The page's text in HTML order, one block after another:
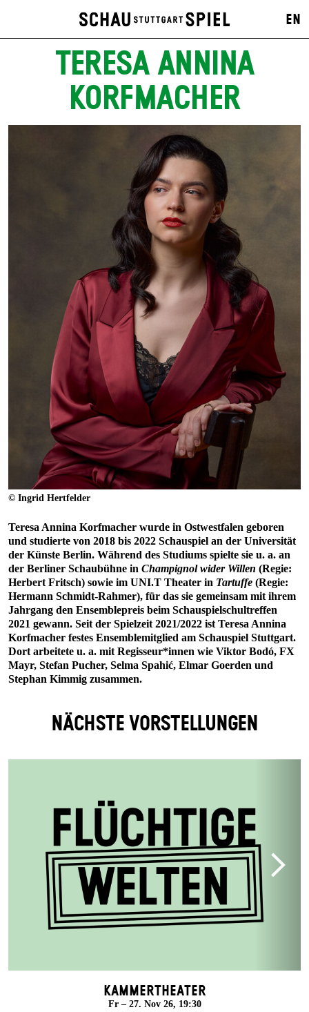
EN
TERESA ANNINA
KORFMACHER
© Ingrid Hertfelder
Teresa Annina Korfmacher wurde in Ostwestfalen geboren
und studierte von 2018 bis 2022 Schauspiel an der Universität
der Künste Berlin. Während des Studiums spielte sie u. a. an
der Berliner Schaubühne in Champignol wider Willen (Regie:
Herbert Fritsch) sowie im UNI.T Theater in Tartuffe (Regie:
Hermann Schmidt-Rahmer), für das sie gemeinsam mit ihrem
Jahrgang den Ensemblepreis beim Schauspielschultreffen
2021 gewann. Seit der Spielzeit 2021/2022 ist Teresa Annina
Korfmacher festes Ensemblemitglied am Schauspiel Stuttgart.
Dort arbeitete u. a. mit Regisseur*innen wie Viktor Bodó, FX
Mayr, Stefan Pucher, Selma Spahić, Elmar Goerden und
Stephan Kimmig zusammen.
NÄCHSTE VORSTELLUNGEN
Kammertheater
Fr – 27. Nov 26, 19:30